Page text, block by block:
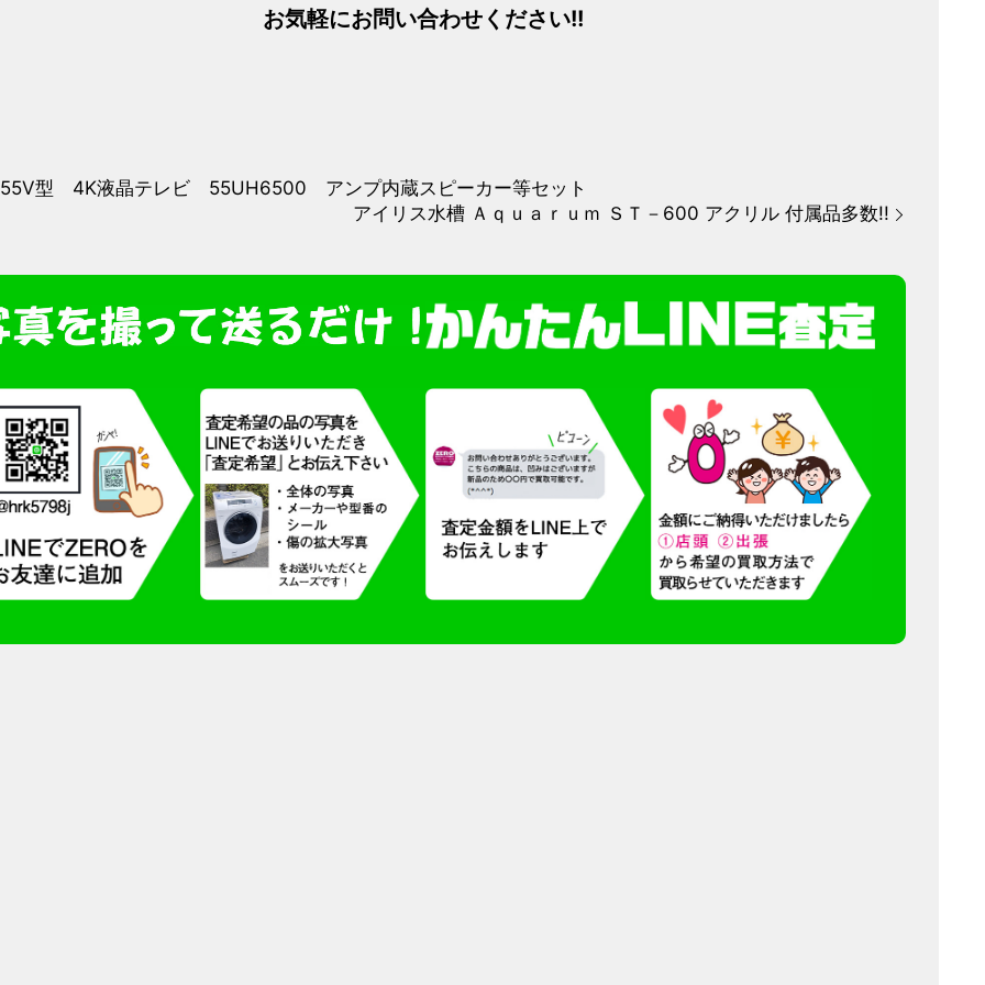
お気軽にお問い合わせください!!
型 4K液晶テレビ 55UH6500 アンプ内蔵スピーカー等セット
アイリス水槽 Ａｑｕａｒｕｍ ＳＴ－600 アクリル 付属品多数!!